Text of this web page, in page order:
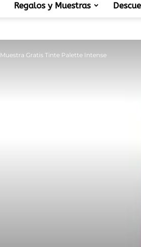
Regalos y Muestras
Muestra Gratis Tinte Palette Intense